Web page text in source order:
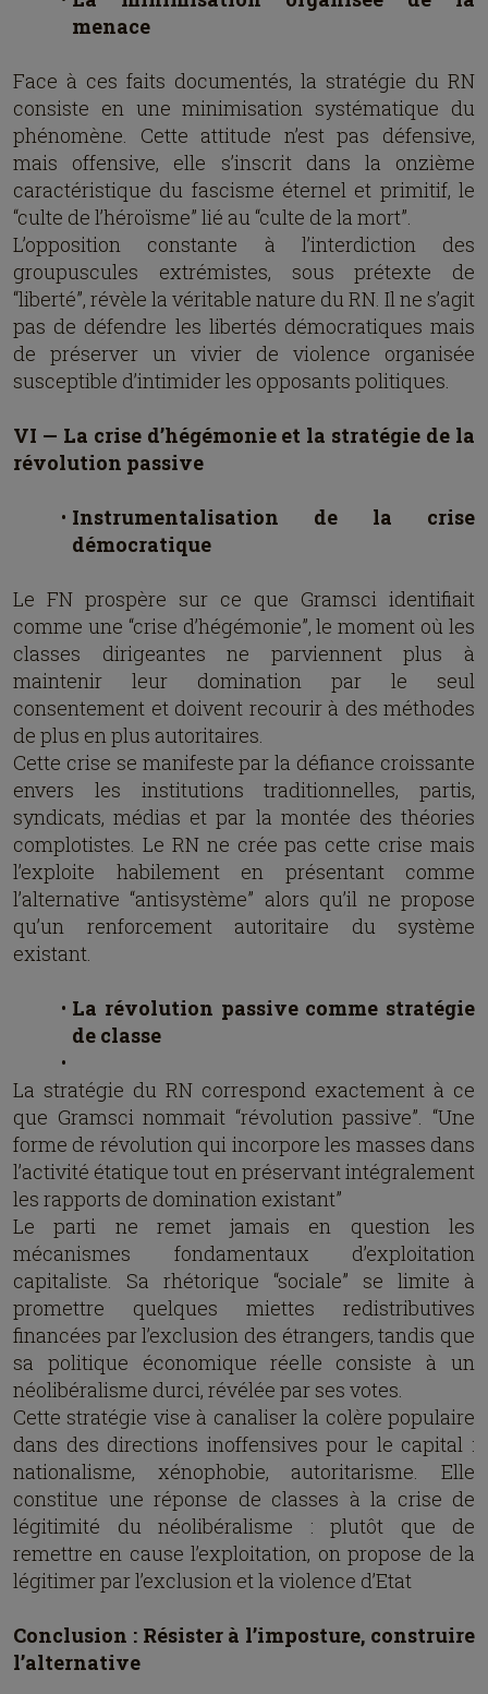
menace
Face à ces faits documentés, la stratégie du RN
consiste en une minimisation systématique du
phénomène. Cette attitude n’est pas défensive,
mais offensive, elle s’inscrit dans la onzième
caractéristique du fascisme éternel et primitif, le
“culte de l’héroïsme” lié au “culte de la mort”.
L’opposition constante à l’interdiction des
groupuscules extrémistes, sous prétexte de
“liberté”, révèle la véritable nature du RN. Il ne s’agit
pas de défendre les libertés démocratiques mais
de préserver un vivier de violence organisée
susceptible d’intimider les opposants politiques.
VI — La crise d’hégémonie et la stratégie de la
révolution passive
Instrumentalisation de la crise
démocratique
Le FN prospère sur ce que Gramsci identifiait
comme une “crise d’hégémonie”, le moment où les
classes dirigeantes ne parviennent plus à
maintenir leur domination par le seul
consentement et doivent recourir à des méthodes
de plus en plus autoritaires.
Cette crise se manifeste par la défiance croissante
envers les institutions traditionnelles, partis,
syndicats, médias et par la montée des théories
complotistes. Le RN ne crée pas cette crise mais
l’exploite habilement en présentant comme
l’alternative “antisystème” alors qu’il ne propose
qu’un renforcement autoritaire du système
existant.
La révolution passive comme stratégie
de classe
La stratégie du RN correspond exactement à ce
que Gramsci nommait “révolution passive”. “Une
forme de révolution qui incorpore les masses dans
l’activité étatique tout en préservant intégralement
les rapports de domination existant”
Le parti ne remet jamais en question les
mécanismes fondamentaux d’exploitation
capitaliste. Sa rhétorique “sociale” se limite à
promettre quelques miettes redistributives
financées par l’exclusion des étrangers, tandis que
sa politique économique réelle consiste à un
néolibéralisme durci, révélée par ses votes.
Cette stratégie vise à canaliser la colère populaire
dans des directions inoffensives pour le capital :
nationalisme, xénophobie, autoritarisme. Elle
constitue une réponse de classes à la crise de
légitimité du néolibéralisme : plutôt que de
remettre en cause l’exploitation, on propose de la
légitimer par l’exclusion et la violence d’Etat
Conclusion : Résister à l’imposture, construire
l’alternative